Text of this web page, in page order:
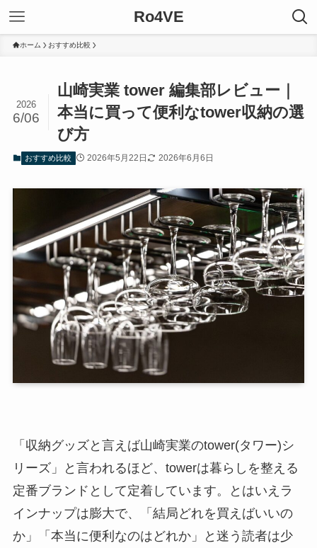
Ro4VE
ホーム おすすめ比較
山崎実業 tower 編集部レビュー｜
本当に買って便利なtower収納の選
び方
2026
6/06
おすすめ比較 2026年5月22日 2026年6月6日
「収納グッズと言えば山崎実業のtower(タワー)シ
リーズ」と言われるほど、towerは暮らしを整える
定番ブランドとして定着しています。とはいえラ
インナップは膨大で、「結局どれを買えばいいの
か」「本当に便利なのはどれか」と迷う読者は少